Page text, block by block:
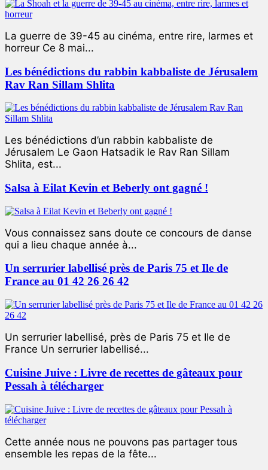
La guerre de 39-45 au cinéma, entre rire, larmes et
horreur Ce 8 mai...
Les bénédictions du rabbin kabbaliste de Jérusalem
Rav Ran Sillam Shlita
Les bénédictions d’un rabbin kabbaliste de
Jérusalem Le Gaon Hatsadik le Rav Ran Sillam
Shlita, est...
Salsa à Eilat Kevin et Beberly ont gagné !
Vous connaissez sans doute ce concours de danse
qui a lieu chaque année à...
Un serrurier labellisé près de Paris 75 et Ile de
France au 01 42 26 26 42
Un serrurier labellisé, près de Paris 75 et Ile de
France Un serrurier labellisé...
Cuisine Juive : Livre de recettes de gâteaux pour
Pessah à télécharger
Cette année nous ne pouvons pas partager tous
ensemble les repas de la fête...